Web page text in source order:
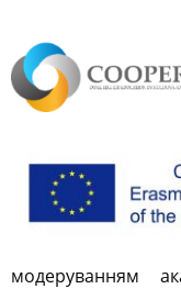
модеруванням